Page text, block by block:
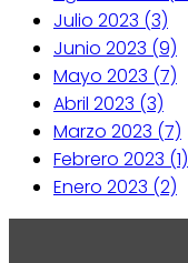
Julio 2023 (3)
Junio 2023 (9)
Mayo 2023 (7)
Abril 2023 (3)
Marzo 2023 (7)
Febrero 2023 (1)
Enero 2023 (2)